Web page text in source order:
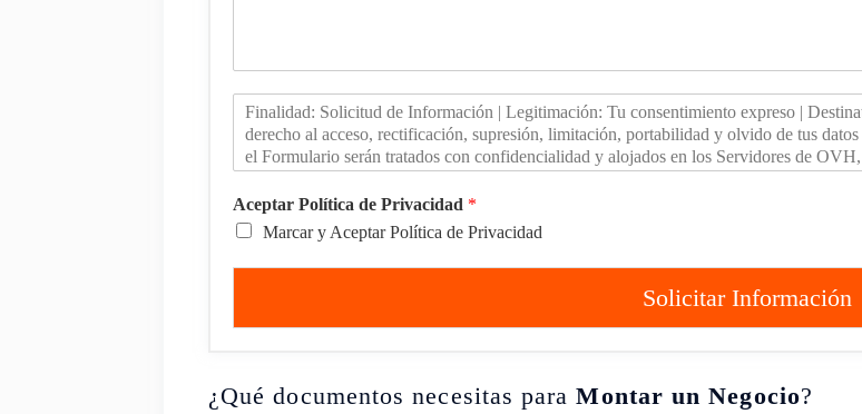
Aceptar Política de Privacidad *
Marcar y Aceptar Política de Privacidad
Solicitar Información
¿Qué documentos necesitas paraMontar un Negocio?